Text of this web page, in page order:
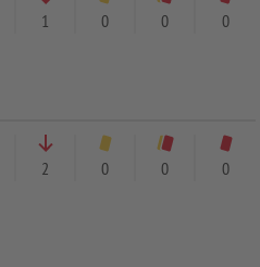
1 0 0 0
2 0 0 0